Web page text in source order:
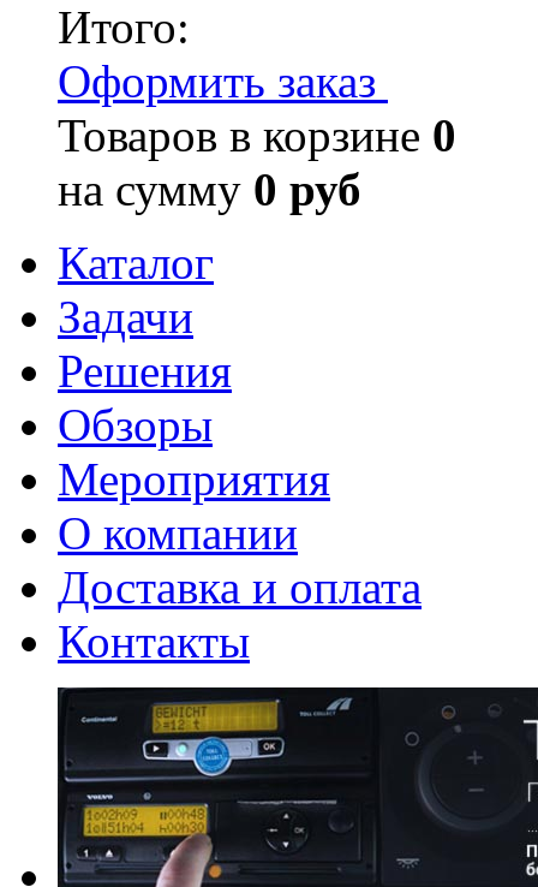
Итого:
Оформить заказ
Товаров в корзине 0
на сумму 0 руб
Каталог
Задачи
Решения
Обзоры
Мероприятия
О компании
Доставка и оплата
Контакты